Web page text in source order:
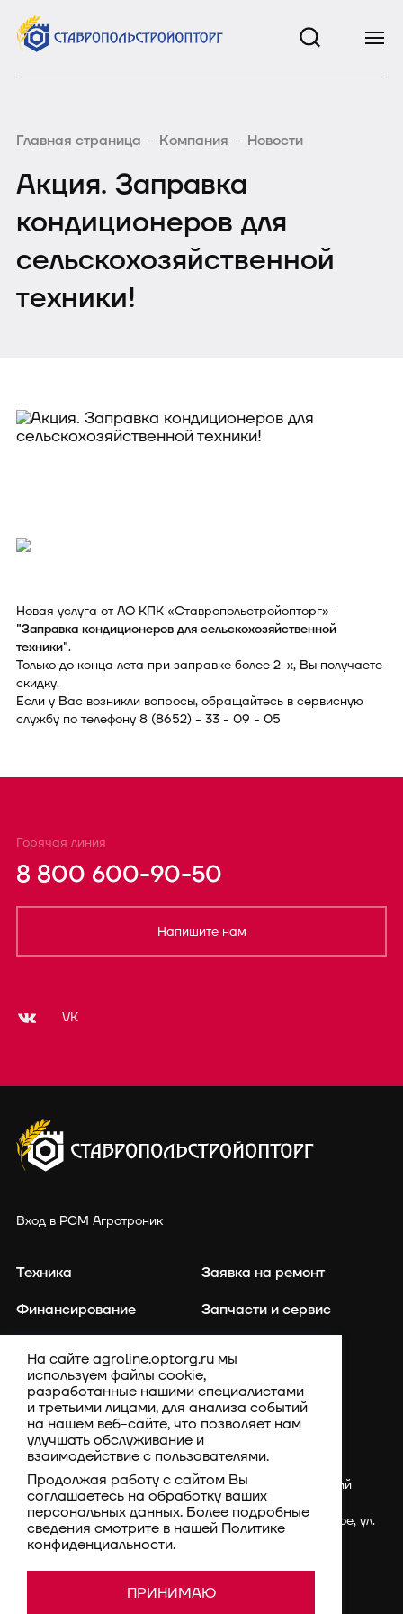
Главная страница Компания Новости
Акция. Заправка
кондиционеров для
сельскохозяйственной
техники!
Новая услуга от АО КПК «Ставропольстройопторг» -
"Заправка кондиционеров для сельскохозяйственной
техники".
Только до конца лета при заправке более 2-х, Вы получаете
скидку.
Если у Вас возникли вопросы, обращайтесь в сервисную
службу по телефону 8 (8652) - 33 - 09 - 05
Горячая линия
8 800 600-90-50
Напишите нам
VK
Вход в РСМ Агротроник
Техника
Финансирование
Каталог запасных частей
Компания
Заявка на ремонт
Запчасти и сервис
Акции
rsm@optorg.ru
Россия, Ставропольский
край, Шпаковский
район, с. Верхнерусское, ул.
Батайская, 3Г
Политика конфиденциальности
© 1994–2026 АО КПК
Ставропольстройопторг.
На сайте agroline.optorg.ru мы
используем файлы cookie,
разработанные нашими специалистами
и третьими лицами, для анализа событий
на нашем веб-сайте, что позволяет нам
улучшать обслуживание и
взаимодействие с пользователями.
Продолжая работу с сайтом Вы
соглашаетесь на обработку ваших
персональных данных. Более подробные
сведения смотрите в нашей Политике
конфиденциальности.
ПРИНИМАЮ